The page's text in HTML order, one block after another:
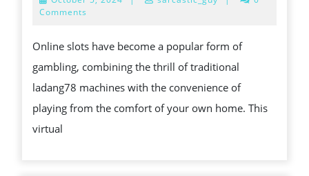
ONLINE
Comments
Online slots have become a popular form of
gambling, combining the thrill of traditional
ladang78 machines with the convenience of
playing from the comfort of your own home. This
virtual